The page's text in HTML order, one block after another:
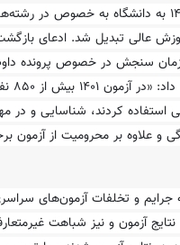
راه‌یابی رتبه‌های مشکوک یا شبهه‌دار کنکور ۱۴۰۰ و ۱۴۰۱ به
آذر ۱۴۰۲ به نقل محافل آموزش عالی تبدیل شد.
سنجش در خصوص پرونده
کنکور
استفاده کردند، شناسایی و در
علاوه بر محرومیت از آزمون
ماده ۱۱ قانون رسیدگی به جرایم و تخلفات
آزمون و نیز شباهت